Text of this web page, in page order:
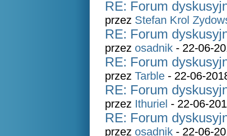
RE: Forum
przez Stefan Krol
RE: Forum
przez osadnik - 22-06-
RE: Forum
przez Tarble - 22-06-
RE: Forum
przez Ithuriel - 22-06-
RE: Forum
przez osadnik - 22-06-